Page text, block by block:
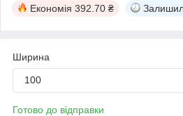
Економія 392.70 ₴
Ширина
100
Готово до відправки